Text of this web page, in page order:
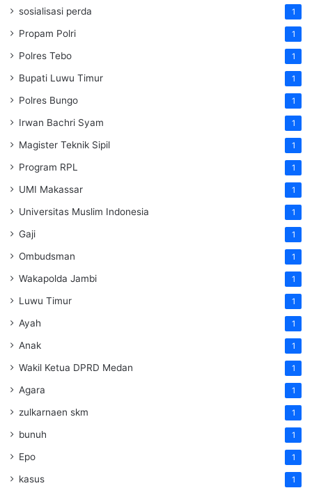
sosialisasi perda 1
Propam Polri 1
Polres Tebo 1
Bupati Luwu Timur 1
Polres Bungo 1
Irwan Bachri Syam 1
Magister Teknik Sipil 1
Program RPL 1
UMI Makassar 1
Universitas Muslim Indonesia 1
Gaji 1
Ombudsman 1
Wakapolda Jambi 1
Luwu Timur 1
Ayah 1
Anak 1
Wakil Ketua DPRD Medan 1
Agara 1
zulkarnaen skm 1
bunuh 1
Epo 1
kasus 1